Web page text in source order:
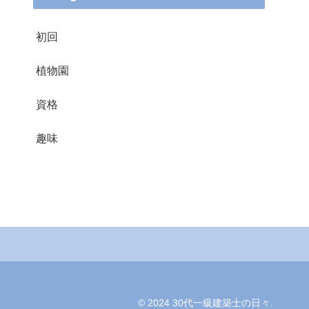
初回
植物園
資格
趣味
© 2024 30代一級建築士の日々.